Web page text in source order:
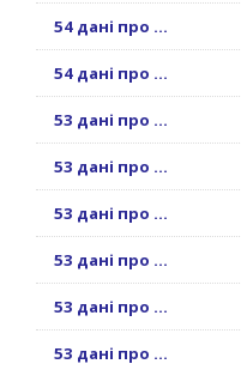
54 дані про ...
54 дані про ...
53 дані про ...
53 дані про ...
53 дані про ...
53 дані про ...
53 дані про ...
53 дані про ...